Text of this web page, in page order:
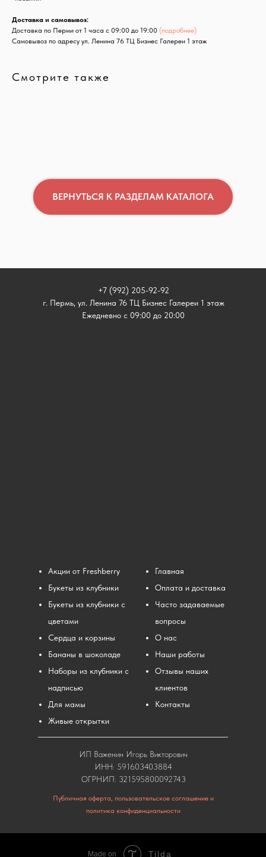
Доставка и самовывоз:
Доставка по Перми от 1 часа с 09:00 до 19:00 (подробнее)
Самовывоз по адресу ул. Ленина 76 ТЦ Бизнес Галереи 1 этаж
Смотрите также
ВЕРНУТЬСЯ К РАЗДЕЛАМ КАТАЛОГА
Акции от Freshberry
Букеты из клубники
Букеты из клубники с
цветами
Сердца и корзины
Бананы в шоколаде
Наборы из клубники с
надписью
Для мамы
Живые открытки
Главная
Оплата и доставка
Часто задаваемые
вопросы
О нас
Наши работы
Отзывы наших
клиентов
Контакты
ИП Важенин Игорь Викторович
ИНН: 591603403884
ОГРНИП: 321595800092743
+7 (992) 205-92-92
г. Пермь, ул. Ленина 76 ТЦ Бизнес Галереи 1 этаж
Ежедневно с 09:00 до 20:00
Публичная оферта, пользовательское соглашение и
политика конфиденциальности
Made on Tilda